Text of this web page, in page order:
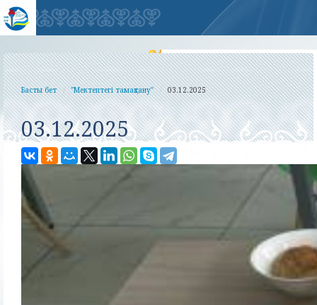
Басты бет "Мектептегі тамақтану" 03.12.2025
03.12.2025